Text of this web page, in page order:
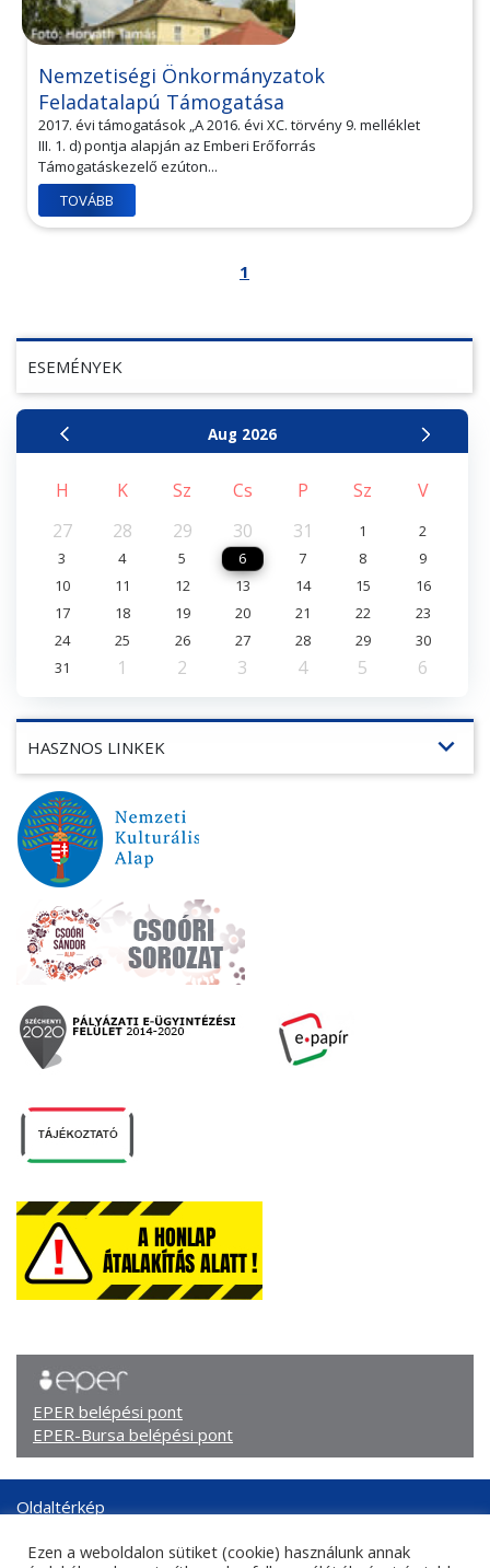
ESEMÉNYEK
Aug 2026
H K Sz Cs P Sz
V
27
28 29 30 31 1
2
3
4 5 6 7 8
9
10
11 12 13 14 15
16
17
18 19 20 21 22
23
24
25 26 27 28 29
30
31
1 2 3 4 5 6
EPER belépési pont
EPER-Bursa belépési pont
HASZNOS LINKEK expand_more
Nemzetiségi Önkormányzatok
Feladatalapú Támogatása
2017. évi támogatások „A 2016. évi XC. törvény 9. melléklet
III. 1. d) pontja alapján az Emberi Erőforrás
Támogatáskezelő ezúton...
TOVÁBB
1
Oldaltérkép
Adatkezelési tájékoztató
Ezen a weboldalon sütiket (cookie) használunk annak